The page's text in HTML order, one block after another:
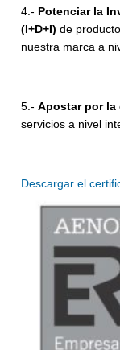
4.- Potenciar la
(I+D+I) de
nuestra marca a
5.-Apostar por la
servicios a nivel
Descargar el